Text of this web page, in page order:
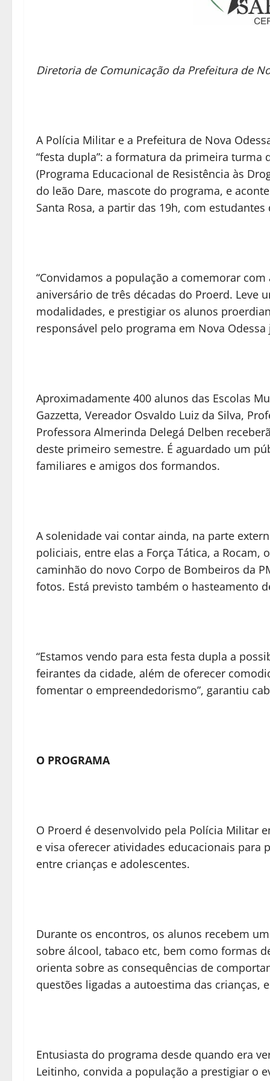
Diretoria de Comunicação da Prefeitura de
A Polícia Militar e a Prefeitura de Nova
“festa dupla”: a formatura da primeira turma
(Programa Educacional de Resistência às
do leão Dare, mascote do programa, e
Santa Rosa, a partir das 19h, com
“Convidamos a população a comemorar
aniversário de três décadas do Proerd. Leve
modalidades, e prestigiar os alunos
responsável pelo programa em Nova
Aproximadamente 400 alunos das Escolas
Gazzetta, Vereador Osvaldo Luiz da Silva,
Professora Almerinda Delegá Delben
deste primeiro semestre. É aguardado um
familiares e amigos dos formandos.
A solenidade vai contar ainda, na parte
policiais, entre elas a Força Tática, a
caminhão do novo Corpo de Bombeiros da
fotos. Está previsto também o hasteamento
“Estamos vendo para esta festa dupla a
feirantes da cidade, além de oferecer
fomentar o empreendedorismo”, garantiu
O PROGRAMA
O Proerd é desenvolvido pela Polícia Militar
e visa oferecer atividades educacionais para
entre crianças e adolescentes.
Durante os encontros, os alunos recebem
sobre álcool, tabaco etc, bem como formas
orienta sobre as consequências de
questões ligadas a autoestima das crianças,
Entusiasta do programa desde quando era
Leitinho, convida a população a prestigiar o